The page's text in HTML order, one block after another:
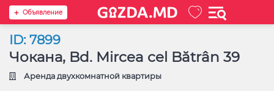
Oбъявление
ID: 7899
Чокана, Bd. Mircea cel Bătrân 39
Аренда двухкомнатной квартиры